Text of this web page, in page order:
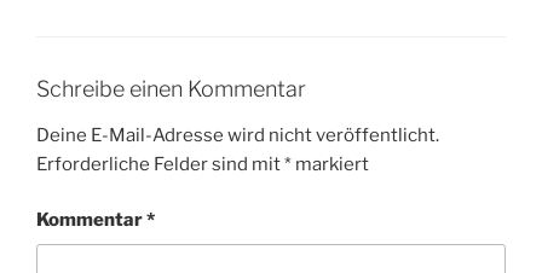
Schreibe einen Kommentar
Deine E-Mail-Adresse wird nicht veröffentlicht.
Erforderliche Felder sind mit* markiert
Kommentar*